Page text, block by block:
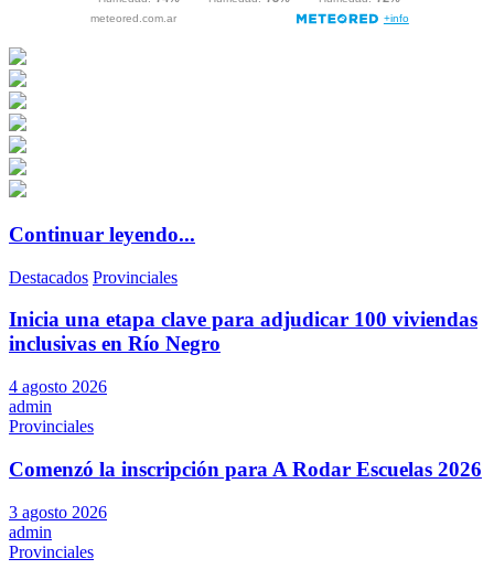
Continuar leyendo...
Destacados Provinciales
Inicia una etapa clave para adjudicar 100 viviendas
inclusivas en Río Negro
4 agosto 2026
admin
Provinciales
Comenzó la inscripción para A Rodar Escuelas 2026
3 agosto 2026
admin
Provinciales